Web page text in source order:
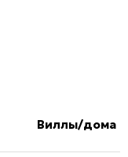
Виллы/дома